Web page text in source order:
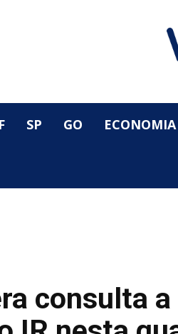
SP GO ECONOMIA
consulta